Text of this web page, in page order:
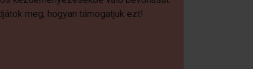
meg, hogyan támogatjuk ezt!